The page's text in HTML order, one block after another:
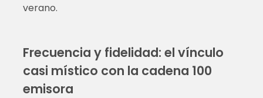
verano.
Frecuencia y fidelidad: el vínculo
casi místico con la cadena 100
emisora